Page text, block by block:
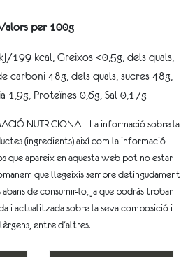
per 100g
199 kcal, Greixos <0,5g, dels quals,
carboni 48g, dels quals, sucres 48g,
1,9g, Proteïnes 0,6g, Sal 0,17g
NUTRICIONAL: La informació sobre la
(ingredients) així com la informació
que apareix en aquesta web pot no estar
que llegeixis sempre detingudament
de consumir-lo, ja que podràs trobar
i actualitzada sobre la seva composició i
entre d'altres.